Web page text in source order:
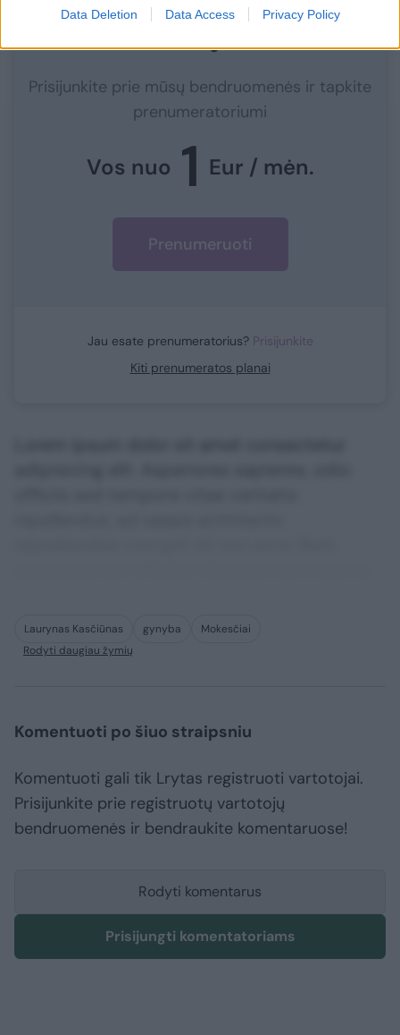
Data Deletion Data Access Privacy Policy
Prisijunkite prie mūsų bendruomenės ir tapkite
prenumeratoriumi
Vos nuo 1 Eur / mėn.
Prenumeruoti
Jau esate prenumeratorius? Prisijunkite
Kiti prenumeratos planai
Laurynas Kasčiūnas gynyba
Mokesčiai
Rodyti daugiau žymių
Komentuoti po šiuo straipsniu
Komentuoti gali tik Lrytas registruoti vartotojai.
Prisijunkite prie registruotų vartotojų
bendruomenės ir bendraukite komentaruose!
Rodyti komentarus
Prisijungti komentatoriams